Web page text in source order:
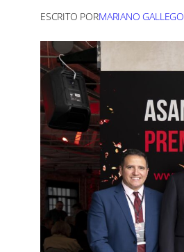
ESCRITO PORMARIANO GALLEGO